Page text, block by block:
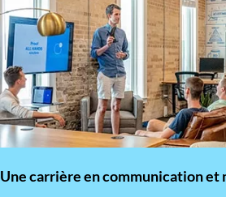
Une carrière en communication et